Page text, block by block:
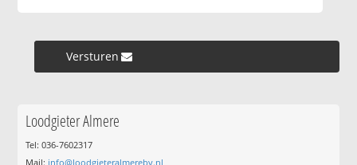
Versturen »
Loodgieter Almere
Tel: 036-7602317
Mail: info@loodgieteralmerebv.nl